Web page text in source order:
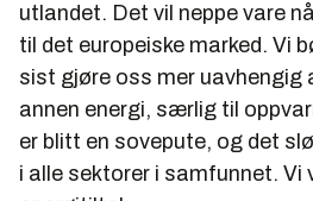
utlandet. Det vil neppe vare
til det europeiske marked. Vi
sist gjøre oss mer uavhengig
annen energi, særlig til
er blitt en sovepute, og det
i alle sektorer i samfunnet. Vi